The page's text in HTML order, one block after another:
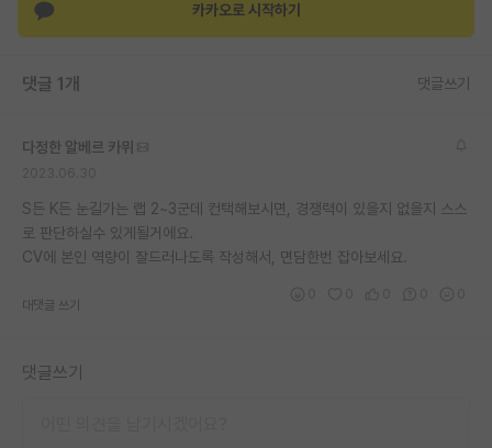
반도체 아카데미
카카오로 시작하기
댓글 1개 댓글쓰기
다정한 알베르 카뮈
S든 K든 눈길가는 랩 2~3군데 컨택해보시면, 경쟁력이 있을지 없을지 스스
로 판단하실수 있게될거에요.
CV에 본인 역량이 잘드러나도록 작성해서, 면담한번 잡아보세요.
대댓글 쓰기
댓글쓰기